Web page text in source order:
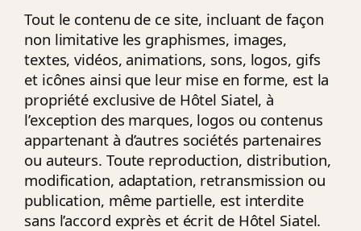
Tout le contenu de ce site, incluant de façon
non limitative les graphismes, images,
textes, vidéos, animations, sons, logos, gifs
et icônes ainsi que leur mise en forme, est la
propriété exclusive de Hôtel Siatel, à
l’exception des marques, logos ou contenus
appartenant à d’autres sociétés partenaires
ou auteurs. Toute reproduction, distribution,
modification, adaptation, retransmission ou
publication, même partielle, est interdite
sans l’accord exprès et écrit de Hôtel Siatel.